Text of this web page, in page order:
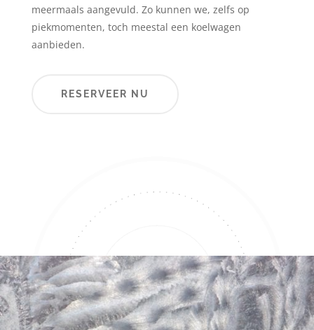
meermaals aangevuld. Zo kunnen we, zelfs op
piekmomenten, toch meestal een koelwagen
aanbieden.
RESERVEER NU